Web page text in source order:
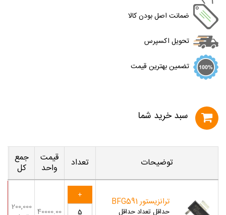
ضمانت اصل بودن کالا
تحویل اکسپرس
تضمین بهترین قیمت
سبد خريد شما
توضیحات تعداد قیمت
واحد
جمع
کل
ترانزیستور BFG591
حداقل تعدادحداقل
40000.00
200,000